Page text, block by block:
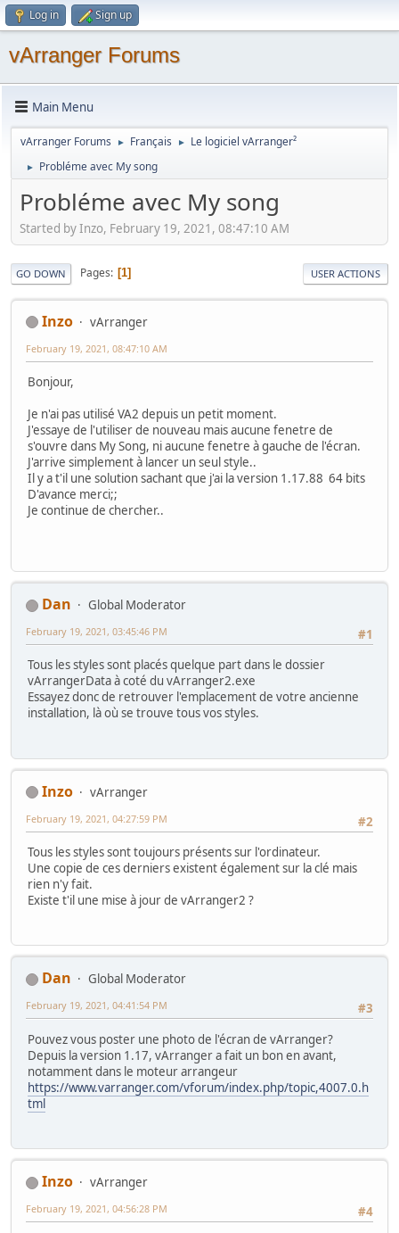
Log in Sign up
vArranger Forums
Main Menu
vArranger Forums ► Français ► Le logiciel vArranger²
► Probléme avec My song
Probléme avec My song
Started by Inzo, February 19, 2021, 08:47:10 AM
GO DOWN Pages 1 USER ACTIONS
Inzo vArranger
February 19, 2021, 08:47:10 AM
Bonjour,
Je n'ai pas utilisé VA2 depuis un petit moment.
J'essaye de l'utiliser de nouveau mais aucune fenetre de
s'ouvre dans My Song, ni aucune fenetre à gauche de l'écran.
J'arrive simplement à lancer un seul style..
Il y a t'il une solution sachant que j'ai la version 1.17.88 64 bits
D'avance merci;;
Je continue de chercher..
Dan
Global Moderator
#1
February 19, 2021, 03:45:46 PM
Tous les styles sont placés quelque part dans le dossier
vArrangerData à coté du vArranger2.exe
Essayez donc de retrouver l'emplacement de votre ancienne
installation, là où se trouve tous vos styles.
Inzo
vArranger
#2
February 19, 2021, 04:27:59 PM
Tous les styles sont toujours présents sur l'ordinateur.
Une copie de ces derniers existent également sur la clé mais
rien n'y fait.
Existe t'il une mise à jour de vArranger2 ?
Dan
Global Moderator
#3
February 19, 2021, 04:41:54 PM
Pouvez vous poster une photo de l'écran de vArranger?
Depuis la version 1.17, vArranger a fait un bon en avant,
notamment dans le moteur arrangeur
https://www.varranger.com/vforum/index.php/topic,4007.0.h
tml
Inzo
vArranger
#4
February 19, 2021, 04:56:28 PM